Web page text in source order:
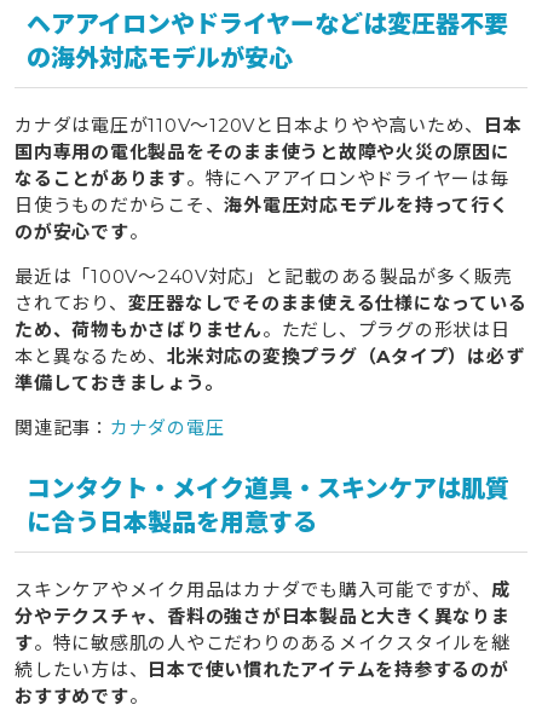
ヘアアイロンやドライヤーなどは変圧器不要
の海外対応モデルが安心
カナダは電圧が110V〜120Vと日本よりやや高いため、
日本
国内専用の電化製品をそのまま使うと故障や火災の原因に
なることがあります。特にヘアアイロンやドライヤーは毎
日使うものだからこそ、海外電圧対応モデルを持って行く
のが安心です。
最近は「100V〜240V対応」と記載のある製品が多く販売
されており、 変圧器なしでそのまま使える仕様になっている
ため、荷物もかさばりません。ただし、プラグの形状は日
本と異なるため、 北米対応の変換プラグ（Aタイプ）は必ず
準備しておきましょう。
関連記事： カナダの電圧
コンタクト・メイク道具・スキンケアは肌質
に合う日本製品を用意する
スキンケアやメイク用品はカナダでも購入可能ですが、 成
分やテクスチャ、香料の強さが日本製品と大きく異なりま
す。特に敏感肌の人やこだわりのあるメイクスタイルを継
続したい方は、 日本で使い慣れたアイテムを持参するのが
おすすめです。